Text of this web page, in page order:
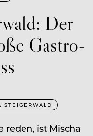
Der
Gastro-
STEIGERWALD
reden, ist Mischa